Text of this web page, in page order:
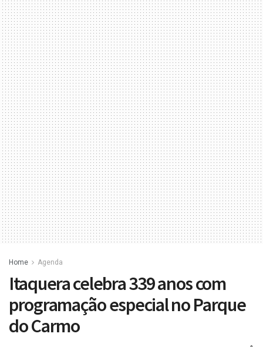
Home Agenda
Itaquera celebra 339 anos com
programação especial no Parque
do Carmo